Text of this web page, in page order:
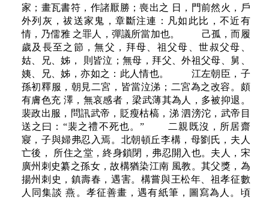
家；畫瓦書符，作諸厭勝；喪出之 日，門前然火，戶
外列灰，祓送家鬼，章斷注連：凡如此比，不近有
情，乃儒雅 之罪人，彈議所當加也。 己孤，而履
歲及長至之節，無父，拜母、祖父母、世叔父母、
姑、兄、姊， 則皆泣；無母，拜父、外祖父母、舅、
姨、兄、姊，亦如之：此人情也。 江左朝臣，子
孫初釋服，朝見二宮，皆當泣涕；二宮為之改容。頗
有膚色充 澤，無哀感者，梁武薄其為人，多被抑退。
裴政出服，問訊武帝，貶瘦枯槁，涕 泗滂沱，武帝目
送之曰：“裴之禮不死也。” 二親既沒，所居齋
寢，子與婦弗忍入焉。北朝頓丘李構，母劉氏，夫人
亡後， 所住之堂，終身鎖閉，弗忍開入也。夫人，宋
廣州刺史纂之孫女，故構猶染江南 風教。其父獎，為
揚州刺史，鎮壽春，遇害。構嘗與王松年、祖孝征數
人同集談 燕。孝征善畫，遇有紙筆，圖寫為人。頃